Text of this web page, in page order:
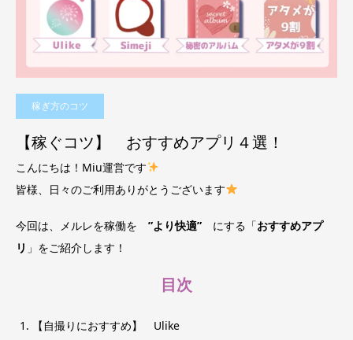
稼ぎ方のコツ
【稼ぐコツ】 おすすめアプリ４選！
こんにちは！Miu運営です
皆様、日々のご利用ありがとうございます
今回は、メルレを稼働を ”より快適” にする「おすすめアプ
リ 」をご紹介します！
目次
【自撮りにおすすめ】 Ulike